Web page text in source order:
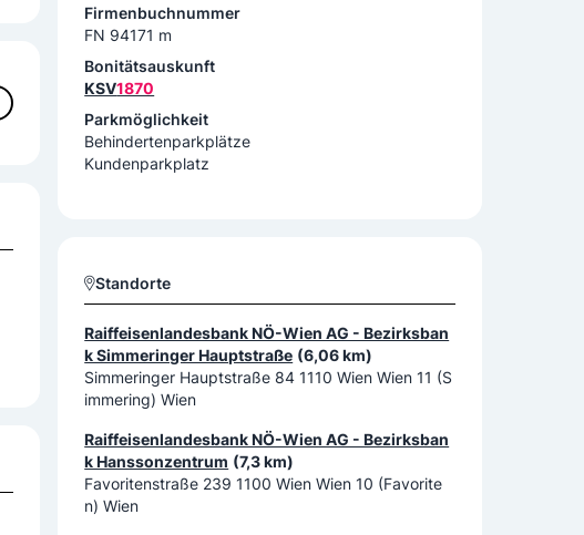
Firmenbuchnummer
FN 94171 m
Bonitätsauskunft
KSV1870
Parkmöglichkeit
Behindertenparkplätze
Kundenparkplatz
Standorte
Raiffeisenlandesbank NÖ-Wien AG - Bezirksban
k Simmeringer Hauptstraße (6,06 km)
Simmeringer Hauptstraße 84 1110 Wien Wien 11 (S
immering) Wien
Raiffeisenlandesbank NÖ-Wien AG - Bezirksban
k Hanssonzentrum (7,3 km)
Favoritenstraße 239 1100 Wien Wien 10 (Favorite
n) Wien